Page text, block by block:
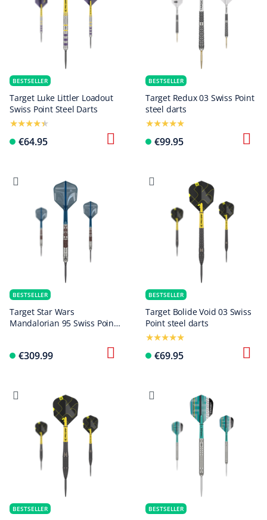
BESTSELLER
Target Luke Littler Loadout
Swiss Point Steel Darts
€64.95
BESTSELLER
Target Redux 03 Swiss Point
steel darts
€99.95
BESTSELLER
Target Star Wars
Mandalorian 95 Swiss Point
€309.99
BESTSELLER
Target Bolide Void 03 Swiss
Point steel darts
€69.95
BESTSELLER BESTSELLER